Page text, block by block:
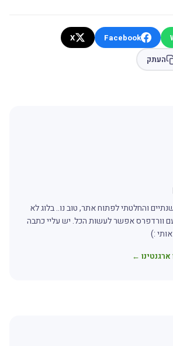
Facebook
X
העתק
והחלטתי לפתוח אתר, טוב נו.. בלוג לא
וורדפרס אפשר לעשות הכל. יש עליי כתבה
:)
←